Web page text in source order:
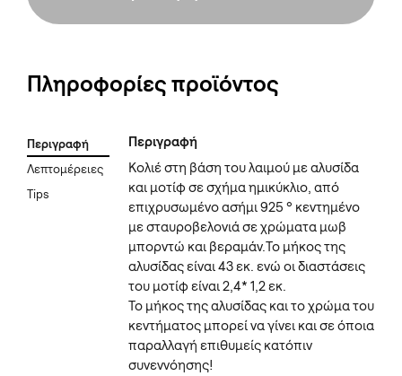
Πληροφορίες προϊόντος
Περιγραφή
Λεπτομέρειες
Tips
Περιγραφή
Κολιέ στη βάση του λαιμού με αλυσίδα
και μοτίφ σε σχήμα ημικύκλιο, από
επιχρυσωμένο ασήμι 925 ° κεντημένο
με σταυροβελονιά σε χρώματα μωβ
μπορντώ και βεραμάν.Το μήκος της
αλυσίδας είναι 43 εκ. ενώ οι διαστάσεις
του μοτίφ είναι 2,4* 1,2 εκ.
Το μήκος της αλυσίδας και το χρώμα του
κεντήματος μπορεί να γίνει και σε όποια
παραλλαγή επιθυμείς κατόπιν
συνεννόησης!